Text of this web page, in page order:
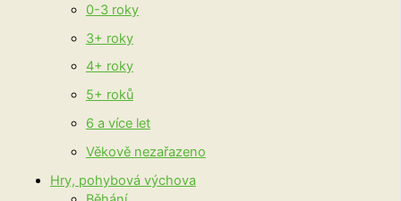
0-3 roky
3+ roky
4+ roky
5+ roků
6 a více let
Věkově nezařazeno
Hry, pohybová výchova